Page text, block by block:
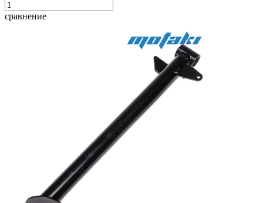
сравнение